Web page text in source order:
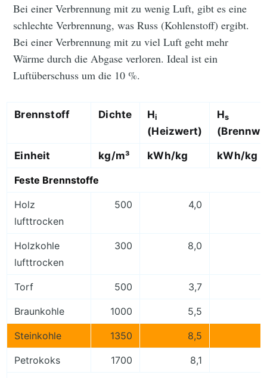
Bei einer Verbrennung mit zu wenig Luft, gibt es eine
schlechte Verbrennung, was Russ (Kohlenstoff) ergibt.
Bei einer Verbrennung mit zu viel Luft geht mehr
Wärme durch die Abgase verloren. Ideal ist ein
Luftüberschuss um die 10 %.
Brennstoff Dichte Hi
(Heizwert)
Hs
Einheit kg/m³ kWh/kg kWh/kg
Feste Brennstoffe
Holz
lufttrocken
500 4,0
Holzkohle
lufttrocken
300 8,0
Torf 500 3,7
Braunkohle 1000 5,5
Steinkohle 1350 8,5
Petrokoks 1700 8,1